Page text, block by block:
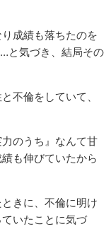
成績も落ちたのを
と気づき、結局その
不倫をしていて、
のうち』なんて甘
も伸びていたから
きに、不倫に明け
いたことに気づ